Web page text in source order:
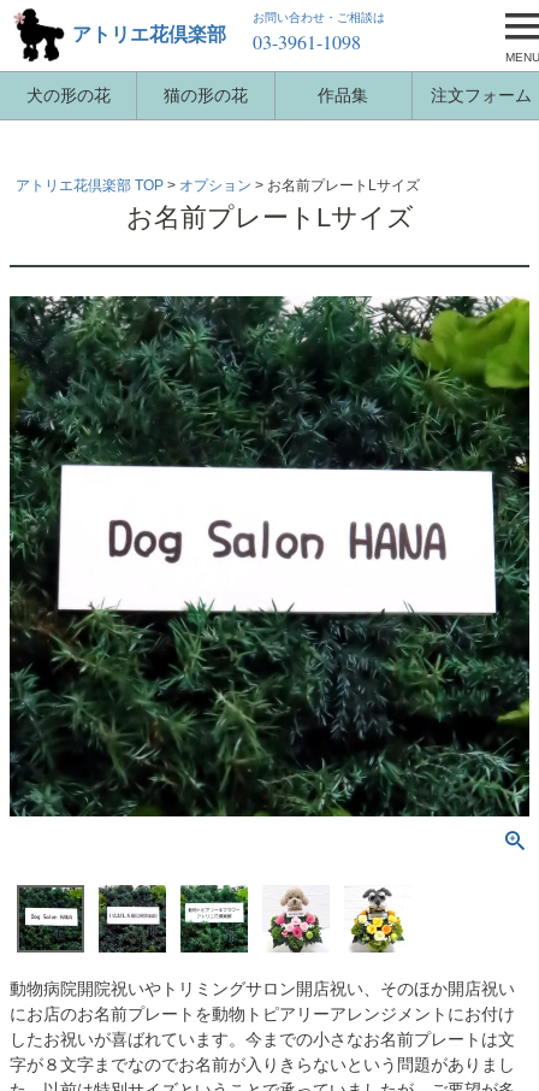
犬の形の花 猫の形の花 作品集 注文フォーム
アトリエ花倶楽部
お問い合わせ・ご相談は
03-3961-1098
MENU
アトリエ花倶楽部 TOP オプション お名前プレートLサイズ
お名前プレートLサイズ
動物病院開院祝いやトリミングサロン開店祝い、そのほか開店祝い
にお店のお名前プレートを動物トピアリーアレンジメントにお付け
したお祝いが喜ばれています。今までの小さなお名前プレートは文
字が８文字までなのでお名前が入りきらないという問題がありまし